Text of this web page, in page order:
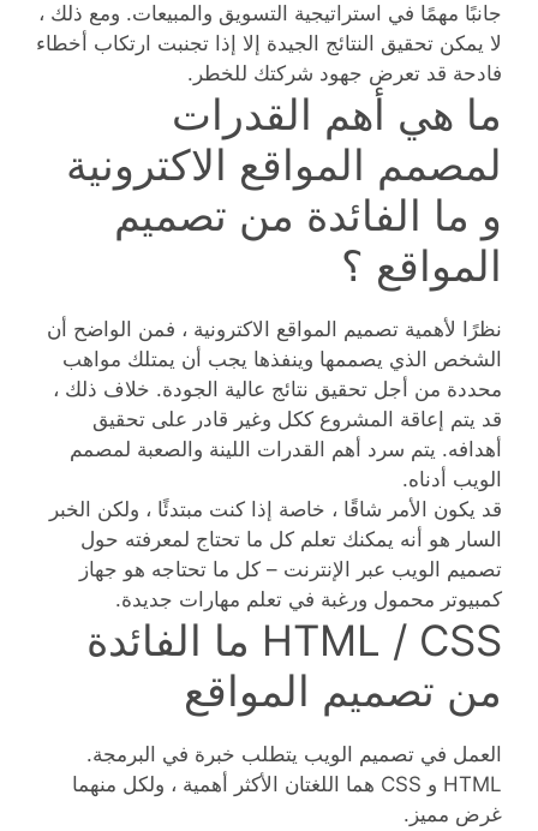
جانبًا مهمًا في استراتيجية التسويق والمبيعات. ومع ذلك ،
لا يمكن تحقيق النتائج الجيدة إلا إذا تجنبت ارتكاب أخطاء
فادحة قد تعرض جهود شركتك للخطر.
ما هي أهم القدرات
لمصمم المواقع الاكترونية
و ما الفائدة من تصميم
المواقع ؟
نظرًا لأهمية تصميم المواقع الاكترونية ، فمن الواضح أن
الشخص الذي يصممها وينفذها يجب أن يمتلك مواهب
محددة من أجل تحقيق نتائج عالية الجودة. خلاف ذلك ،
قد يتم إعاقة المشروع ككل وغير قادر على تحقيق
أهدافه. يتم سرد أهم القدرات اللينة والصعبة لمصمم
الويب أدناه.
قد يكون الأمر شاقًا ، خاصة إذا كنت مبتدئًا ، ولكن الخبر
السار هو أنه يمكنك تعلم كل ما تحتاج لمعرفته حول
تصميم الويب عبر الإنترنت – كل ما تحتاجه هو جهاز
كمبيوتر محمول ورغبة في تعلم مهارات جديدة.
HTML / CSS ما الفائدة
من تصميم المواقع
العمل في تصميم الويب يتطلب خبرة في البرمجة.
HTML و CSS هما اللغتان الأكثر أهمية ، ولكل منهما
غرض مميز.